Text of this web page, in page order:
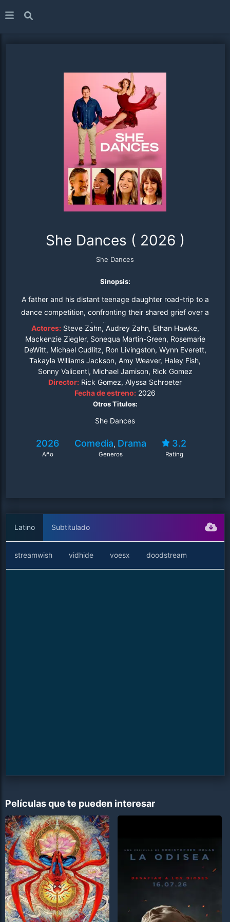
She Dances ( 2026 )
She Dances
Sinopsis:
A father and his distant teenage daughter road-trip to a
dance competition, confronting their shared grief over a
family tragedy.
Actores: Steve Zahn, Audrey Zahn, Ethan Hawke,
Mackenzie Ziegler, Sonequa Martin-Green, Rosemarie
DeWitt, Michael Cudlitz, Ron Livingston, Wynn Everett,
Takayla Williams Jackson, Amy Weaver, Haley Fish,
Sonny Valicenti, Michael Jamison, Rick Gomez
Director: Rick Gomez, Alyssa Schroeter
Fecha de estreno: 2026
Otros Titulos:
She Dances
2026
Año
Comedia, Drama
Generos
3.2
Rating
Latino Subtitulado
streamwish vidhide voesx doodstream
Películas que te pueden interesar